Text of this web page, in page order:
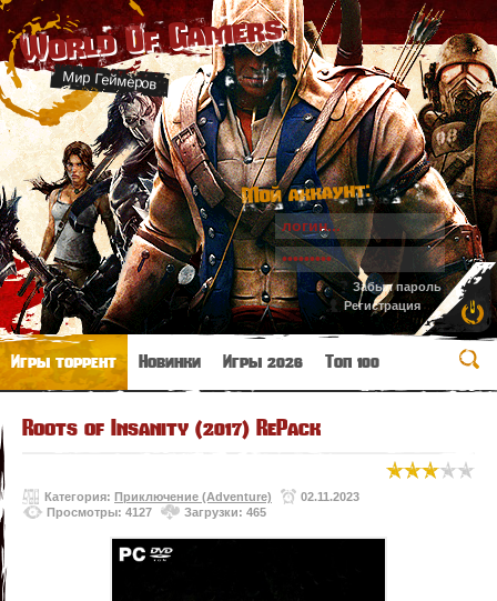
World Of Gamers
Мир Геймеров
Мой аккаунт:
Забыл пароль
Регистрация
Игры торрент Новинки Игры 2026 Топ 100
Roots of Insanity (2017) RePack
Категория: Приключение (Adventure)
02.11.2023
Просмотры: 4127
Загрузки: 465